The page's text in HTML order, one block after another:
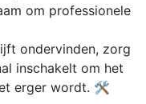
om professionele
ondervinden, zorg
inschakelt om het
erger wordt. 🛠️